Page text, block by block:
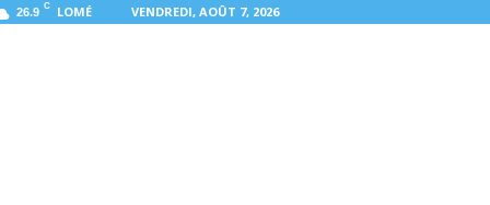
26.9 C LOMÉ VENDREDI, AOÛT 7, 2026